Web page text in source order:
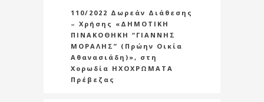
110/2022 Δωρεάν Διάθεσης
– Χρήσης «ΔΗΜΟΤΙΚΗ
ΠΙΝΑΚΟΘΗΚΗ “ΓΙΑΝΝΗΣ
ΜΟΡΑΛΗΣ” (Πρώην Οικία
Αθανασιάδη)», στη
Χορωδία ΗΧΟΧΡΩΜΑΤΑ
Πρέβεζας